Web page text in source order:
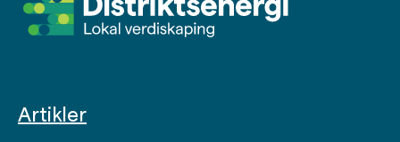
Artikler